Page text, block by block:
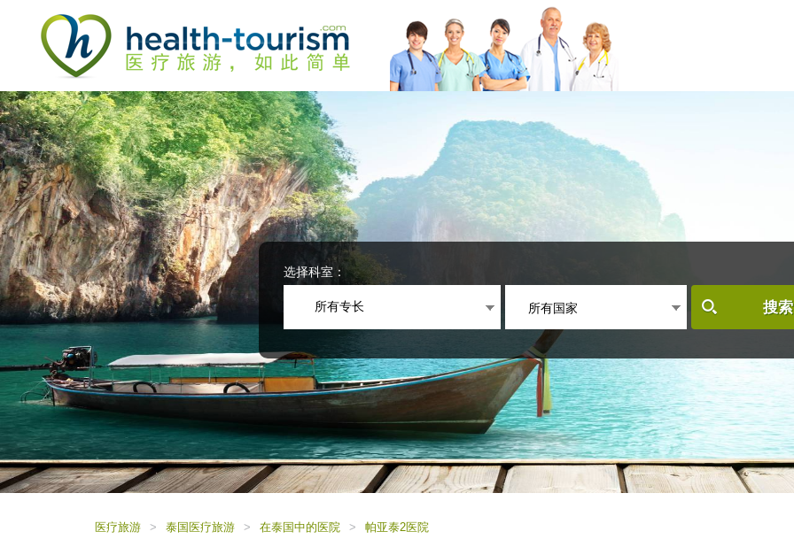
an
accessibility
system.
Press
Control-
F11
to
adjust
the
website
to
people
with
visual
disabilities
who
are
using
a
screen
reader;
Press
Control-
选择科室：
所有专长 所有国家 搜
医疗旅游 > 泰国医疗旅游 > 在泰国中的医院 > 帕亚泰2医院